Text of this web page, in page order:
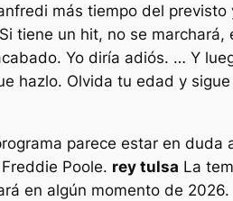
más tiempo del previsto
tiene un hit, no se marchará,
Yo diría adiós. … Y
hazlo. Olvida tu edad y sigue
parece estar en duda
Poole. rey tulsa La
en algún momento de 2026.